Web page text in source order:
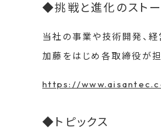
◆挑戦と進化のスト
当社の事業や技術開発、
加藤をはじめ各取締役が
https://
◆トピックス